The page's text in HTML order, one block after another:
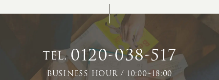
TEL.0120-038-517
BUSINESS HOUR / 10:00~18:00